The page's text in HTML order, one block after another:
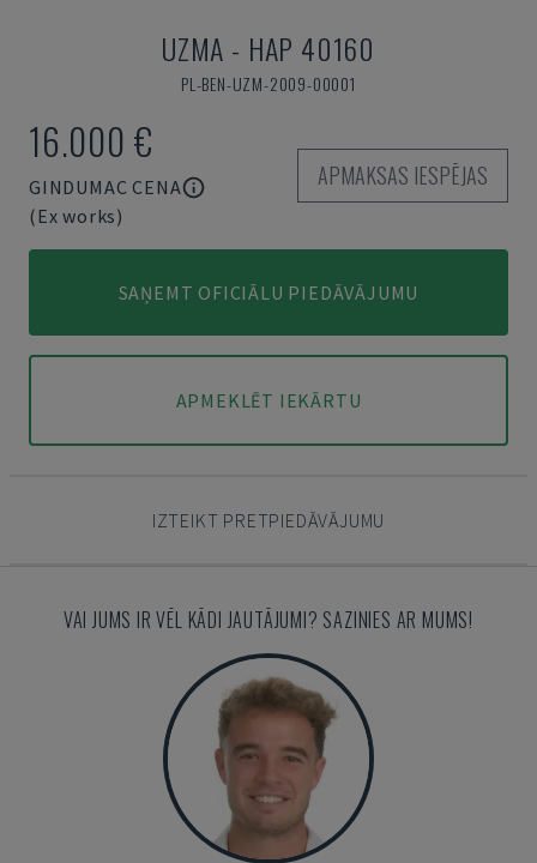
UZMA - HAP 40160
PL-BEN-UZM-2009-00001
16.000 €
GINDUMAC CENA
(Ex works)
APMAKSAS IESPĒJAS
SAŅEMT OFICIĀLU PIEDĀVĀJUMU
APMEKLĒT IEKĀRTU
IZTEIKT PRETPIEDĀVĀJUMU
VAI JUMS IR VĒL KĀDI JAUTĀJUMI? SAZINIES AR MUMS!